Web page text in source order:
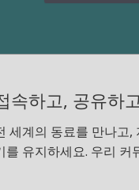
속하고, 공유하
세계의 동료를 만나고,
를 유지하세요. 우리 커